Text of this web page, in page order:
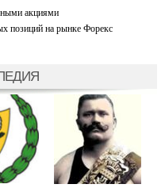
акциями
позиций на рынке Форекс